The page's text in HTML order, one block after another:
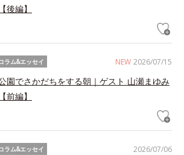
【後編】
NEW 2026/07/15
ラム&エッセイ
園でさかだちをする朝｜ゲスト 山瀬まゆみ
【前編】
2026/07/06
ラム&エッセイ